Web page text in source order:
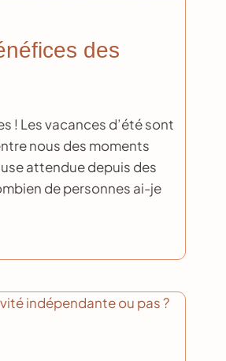
des
! Les vacances d’été sont
nous des moments
attendue depuis des
de personnes ai-je